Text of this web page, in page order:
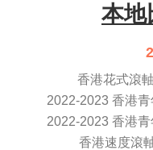
本地
香港花式滾
2022-2023 香港
2022-2023 香港
香港速度滾